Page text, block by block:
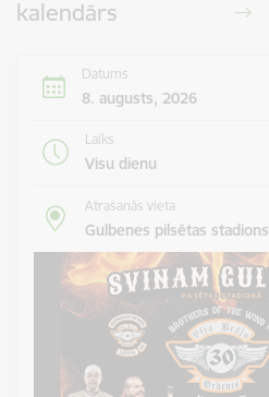
kalendārs
Datums
8. augusts, 2026
Laiks
Visu dienu
Atrašanās vieta
Gulbenes pilsētas stadions